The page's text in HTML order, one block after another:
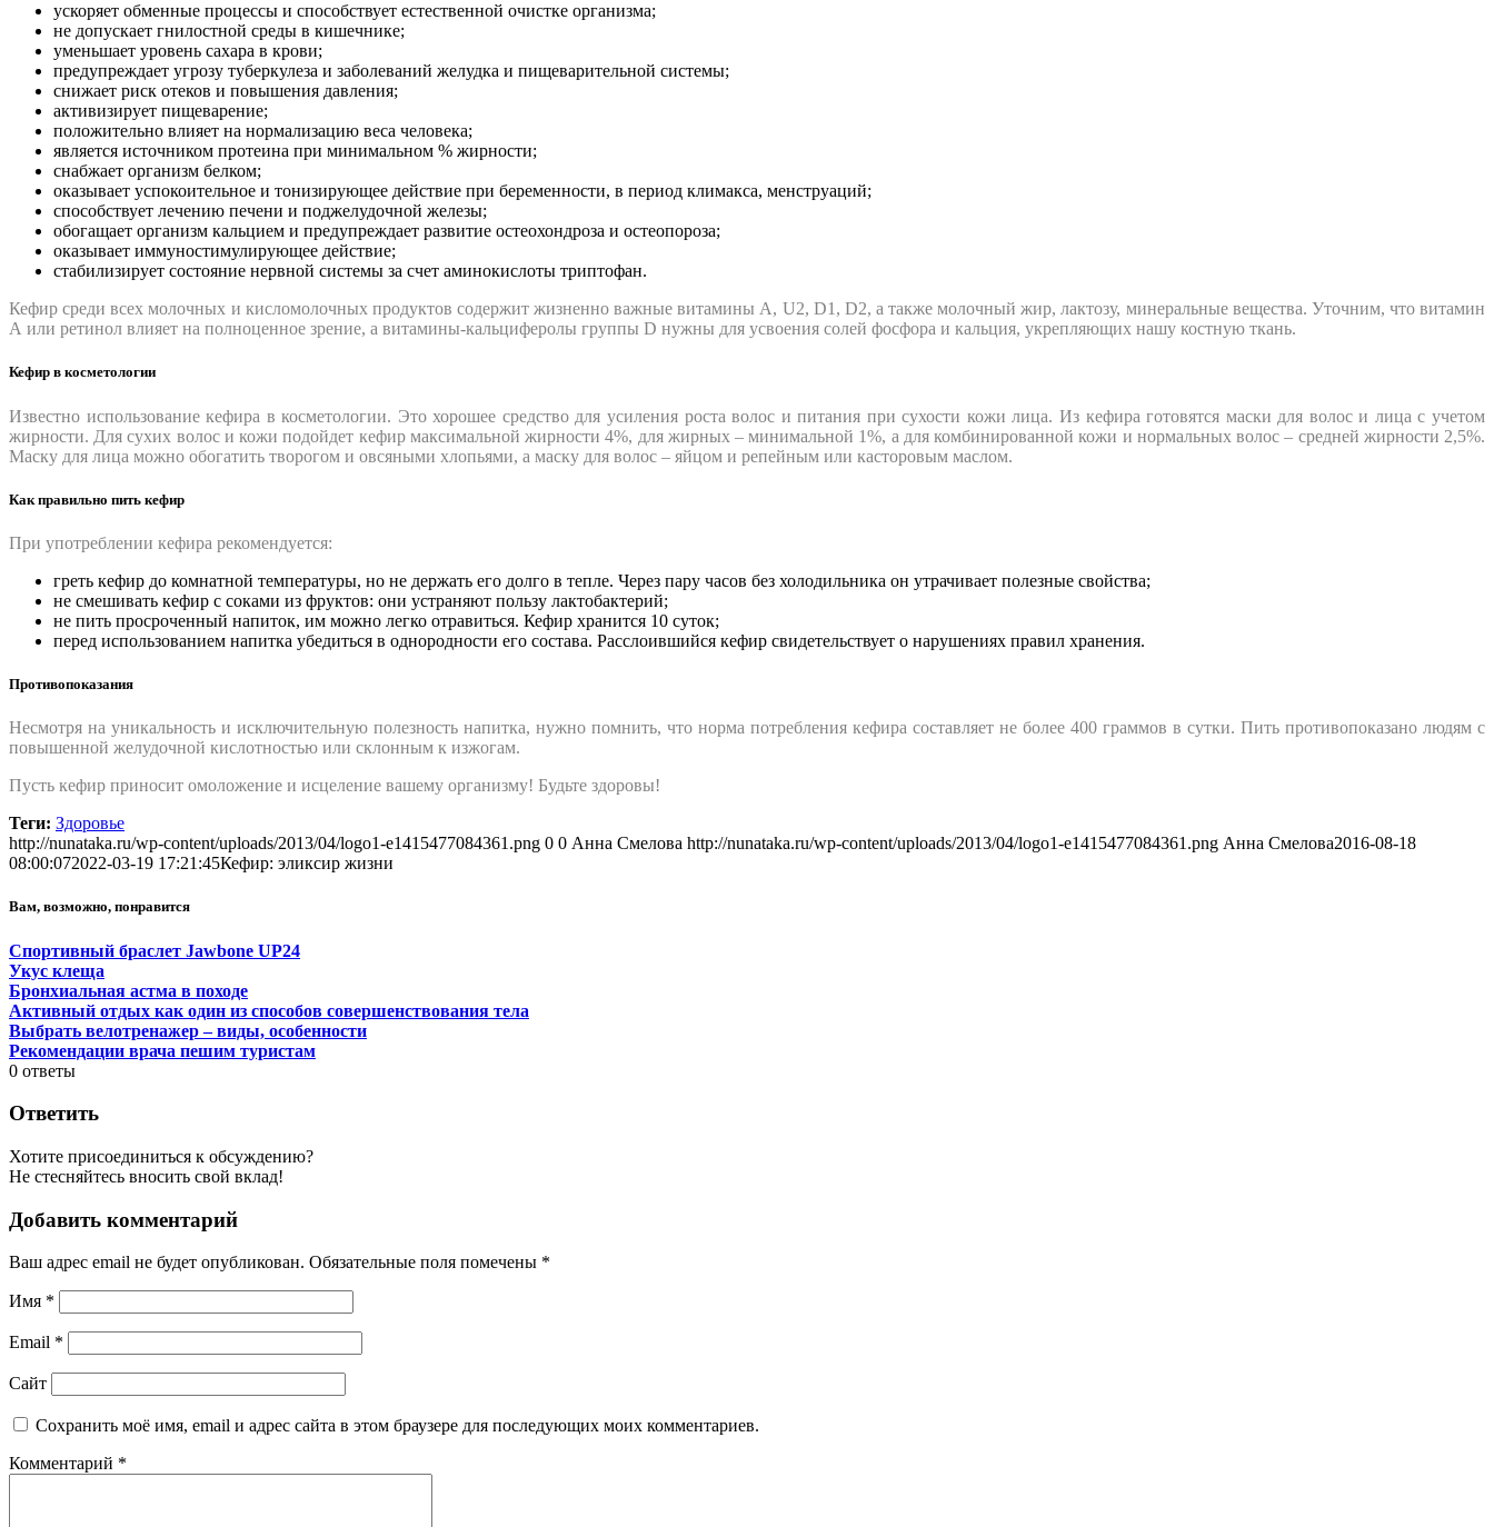
ускоряет обменные процессы и способствует естественной очистке организма;
не допускает гнилостной среды в кишечнике;
уменьшает уровень сахара в крови;
предупреждает угрозу туберкулеза и заболеваний желудка и пищеварительной системы;
снижает риск отеков и повышения давления;
активизирует пищеварение;
положительно влияет на нормализацию веса человека;
является источником протеина при минимальном % жирности;
снабжает организм белком;
оказывает успокоительное и тонизирующее действие при беременности, в период климакса, менструаций;
способствует лечению печени и поджелудочной железы;
обогащает организм кальцием и предупреждает развитие остеохондроза и остеопороза;
оказывает иммуностимулирующее действие;
стабилизирует состояние нервной системы за счет аминокислоты триптофан.
Кефир среди всех молочных и кисломолочных продуктов содержит жизненно важные витамины А, U2, D1, D2, а также молочный жир, лактозу, минеральные вещества. Уточним, что витамин
А или ретинол влияет на полноценное зрение, а витамины-кальциферолы группы D нужны для усвоения солей фосфора и кальция, укрепляющих нашу костную ткань.
Кефир в косметологии
Известно использование кефира в косметологии. Это хорошее средство для усиления роста волос и питания при сухости кожи лица. Из кефира готовятся маски для волос и лица с учетом
жирности. Для сухих волос и кожи подойдет кефир максимальной жирности 4%, для жирных – минимальной 1%, а для комбинированной кожи и нормальных волос – средней жирности 2,5%.
Маску для лица можно обогатить творогом и овсяными хлопьями, а маску для волос – яйцом и репейным или касторовым маслом.
Как правильно пить кефир
При употреблении кефира рекомендуется:
греть кефир до комнатной температуры, но не держать его долго в тепле. Через пару часов без холодильника он утрачивает полезные свойства;
не смешивать кефир с соками из фруктов: они устраняют пользу лактобактерий;
не пить просроченный напиток, им можно легко отравиться. Кефир хранится 10 суток;
перед использованием напитка убедиться в однородности его состава. Расслоившийся кефир свидетельствует о нарушениях правил хранения.
Противопоказания
Несмотря на уникальность и исключительную полезность напитка, нужно помнить, что норма потребления кефира составляет не более 400 граммов в сутки. Пить противопоказано людям с
повышенной желудочной кислотностью или склонным к изжогам.
Пусть кефир приносит омоложение и исцеление вашему организму! Будьте здоровы!
Теги: Здоровье
http://nunataka.ru/wp-content/uploads/2013/04/logo1-e1415477084361.png 0 0 Анна Смелова http://nunataka.ru/wp-content/uploads/2013/04/logo1-e1415477084361.png Анна Смелова2016-08-18
08:00:072022-03-19 17:21:45Кефир: эликсир жизни
Вам, возможно, понравится
Спортивный браслет Jawbone UP24
Укус клеща
Бронхиальная астма в походе
Активный отдых как один из способов совершенствования тела
Выбрать велотренажер – виды, особенности
Рекомендации врача пешим туристам
0 ответы
Ответить
Хотите присоединиться к обсуждению?
Не стесняйтесь вносить свой вклад!
Добавить комментарий
Ваш адрес email не будет опубликован. Обязательные поля помечены *
Имя *
Email *
Сайт
Сохранить моё имя, email и адрес сайта в этом браузере для последующих моих комментариев.
Комментарий *